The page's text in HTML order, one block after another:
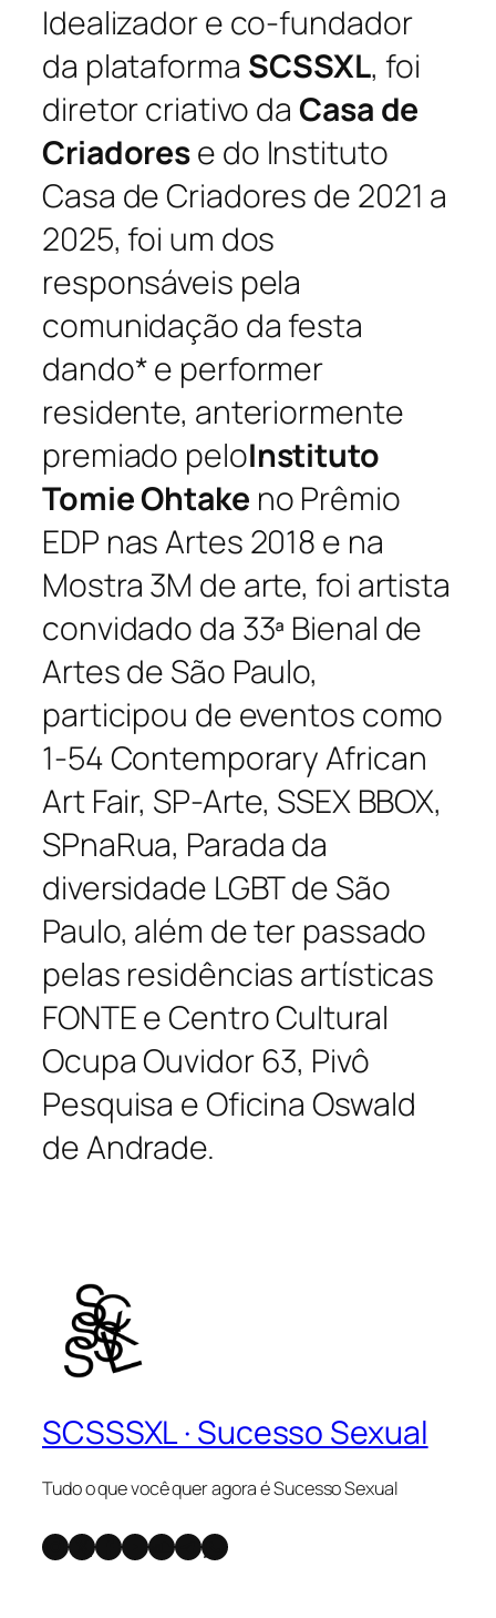
Idealizador e co-fundador
da plataforma SCSSXL, foi
diretor criativo da Casa de
Criadorese do Instituto
Casa de Criadores de 2021 a
2025, foi um dos
responsáveis pela
comunidação da festa
dando* e performer
residente, anteriormente
premiado peloInstituto
Tomie Ohtake no Prêmio
EDP nas Artes 2018 e na
Mostra 3M de arte, foi artista
convidado da 33ª Bienal de
Artes de São Paulo,
participou de eventos como
1-54 Contemporary African
Art Fair, SP-Arte, SSEX BBOX,
SPnaRua, Parada da
diversidade LGBT de São
Paulo, além de ter passado
pelas residências artísticas
FONTE e Centro Cultural
Ocupa Ouvidor 63, Pivô
Pesquisa e Oficina Oswald
de Andrade.
SCSSSXL · Sucesso Sexual
Tudo o que você quer agora é Sucesso Sexual
InstagramX Facebook Youtube SoundCloud TelegramWhatsApp